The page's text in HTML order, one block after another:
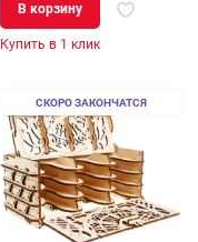
В корзину
Купить в 1 клик
СКОРО ЗАКОНЧАТСЯ